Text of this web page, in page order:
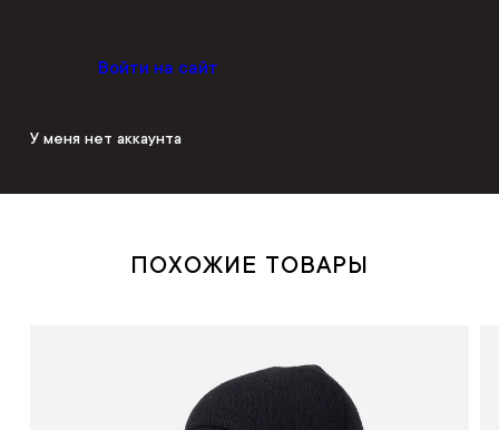
Войти на сайт
У меня нет аккаунта
ПОХОЖИЕ ТОВАРЫ